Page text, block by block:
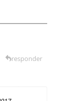
responder